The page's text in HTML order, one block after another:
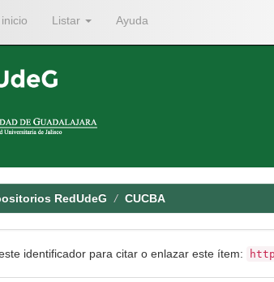
Listar Ayuda
RedUdeG CUCBA
identificador para citar o enlazar este ítem: